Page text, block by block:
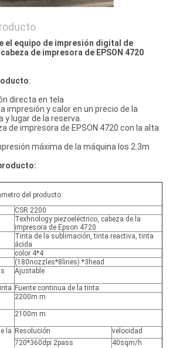
el equipo de impresión digital de
de impresora de EPSON 4720
:
directa en tela
impresión y calor en un precio de la
y lugar de la reserva.
de impresora de EPSON 4720 con la alta
máxima de la máquina los 2.3m
producto
CSR 2200
Texhnology piezoeléctrico, cabeza de la
impresora de Epson 4720
Tinta de la sublimación, tinta reactiva, tinta
ácida
color 4*4
(180nozzles*8lines) *3head
Ajustable
Fuente continua de la tinta
2200m m
2100m m
la Resolución
velocidad
720*360dpi 2pass
40sqm/h